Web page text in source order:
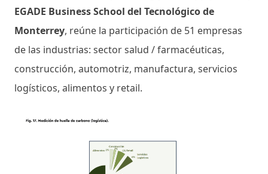
EGADE Business School del Tecnológico de
Monterrey, reúne la participación de 51 empresas
de las industrias: sector salud / farmacéuticas,
construcción, automotriz, manufactura, servicios
logísticos, alimentos y retail.